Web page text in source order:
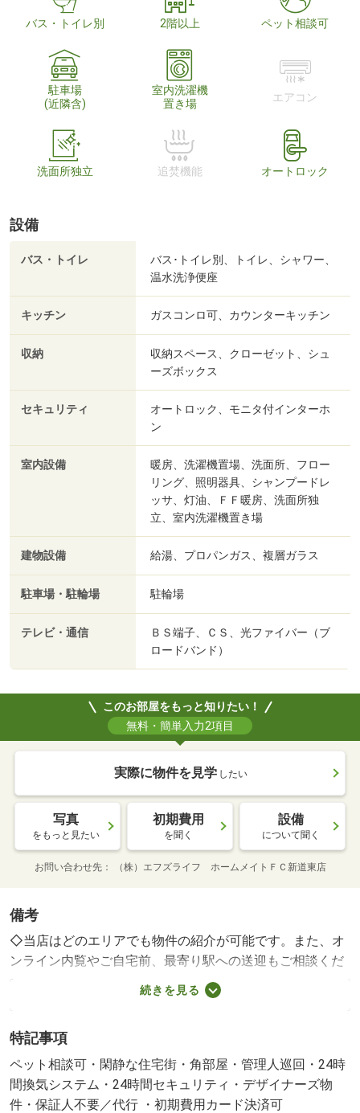
バス・トイレ別 2階以上 ペット相談可
駐車場
(近隣含)
室内洗濯機
置き場
エアコン
洗面所独立 追焚機能 オートロック
設備
バス・トイレ
バス･トイレ別、トイレ、シャワー、
温水洗浄便座
キッチン ガスコンロ可、カウンターキッチン
収納
収納スペース、クローゼット、シュ
ーズボックス
セキュリティ
オートロック、モニタ付インターホ
ン
室内設備
暖房、洗濯機置場、洗面所、フロー
リング、照明器具、シャンプードレ
ッサ、灯油、ＦＦ暖房、洗面所独
立、室内洗濯機置き場
建物設備 給湯、プロパンガス、複層ガラス
駐車場・駐輪場 駐輪場
テレビ・通信
ＢＳ端子、ＣＳ、光ファイバー（ブ
ロードバンド）
このお部屋をもっと知りたい！
無料・簡単入力2項目
実際に物件を見学 したい
写真
をもっと見たい
初期費用
を聞く
設備
について聞く
お問い合わせ先 （株）エフズライフ ホームメイトＦＣ新道東店
備考
◇当店はどのエリアでも物件の紹介が可能です。また、オ
ンライン内覧やご自宅前、最寄り駅への送迎もご相談くだ
さい。電子マネー・クレジットカード決済も対応できます
♪◇ホームメイト新道東店→０１１－７８５－６６０１
ｉｖｘｚｍ（登録後にお客様のお名前・物件名等を送信願
います）・賃貸保証等：加入要（初回契約時：５０％、更
新時：１０，０００円、月額：３３０円、全保連・Ｃａｓ
ａ・オリコ他利用可）・鍵交換代：あり１１，０００円
続きを見る
特記事項
ペット相談可・閑静な住宅街・角部屋・管理人巡回・24時
間換気システム・24時間セキュリティ・デザイナーズ物
件・保証人不要／代行 ・初期費用カード決済可